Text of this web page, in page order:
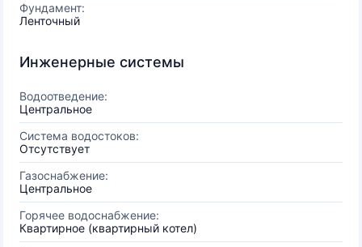
Фундамент:
Ленточный
Инженерные системы
Водоотведение:
Центральное
Система водостоков:
Отсутствует
Газоснабжение:
Центральное
Горячее водоснабжение:
Квартирное (квартирный котел)